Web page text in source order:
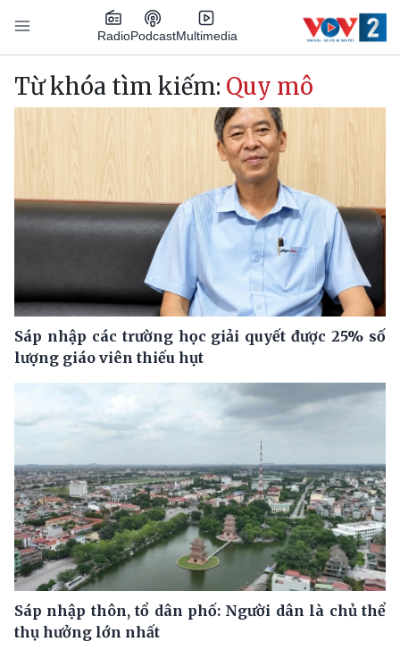
Nhảy đến nội dung
RadioPodcastMultimedia
Main navigation
Từ khóa tìm kiếm: Quy mô
Sáp nhập các trường học giải quyết được 25% số
lượng giáo viên thiếu hụt
Sáp nhập thôn, tổ dân phố: Người dân là chủ thể
thụ hưởng lớn nhất